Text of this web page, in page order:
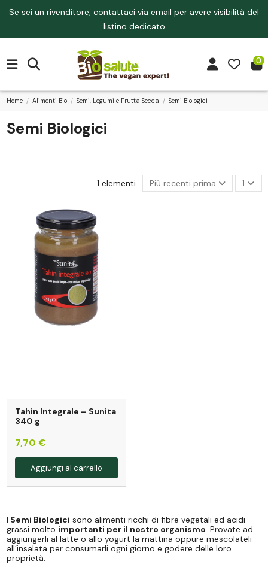
Se sei un rivenditore, contattaci via email per avere visibilità del
listino dedicato
0
Home Alimenti Bio Semi, Legumi e Frutta Secca Semi Biologici
Semi Biologici
1 elementi Più recenti prima 1
Tahin Integrale – Sunita
340 g
7,70 €
Aggiungi al carrello
I Semi Biologici sono alimenti ricchi di fibre vegetali ed acidi
grassi molto importanti per il nostro organismo. Provate ad
aggiungerli al latte o allo yogurt la mattina oppure mescolateli
all’insalata per consumarli ogni giorno e godere delle loro
proprietà.